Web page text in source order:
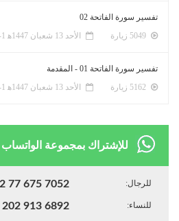
تفسير سورة الفاتحة 02
الأحد 13 شعبان 1447ﻫ 1-2-2026م
تفسير سورة الفاتحة 01 - المقدمة
الأحد 13 شعبان 1447ﻫ 1-2-2026م
للإشتراك بمجموعة الواتساب
للرجال: 77 675 7052
للنساء: 202 913 6892